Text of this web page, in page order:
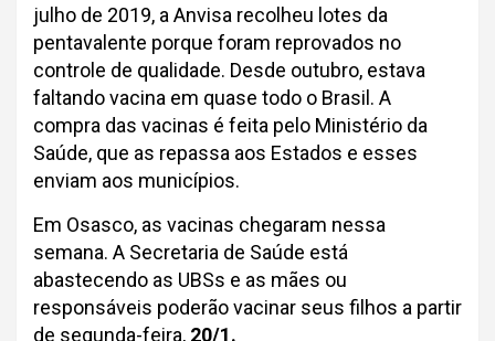
julho de 2019, a Anvisa recolheu lotes da
pentavalente porque foram reprovados no
controle de qualidade. Desde outubro, estava
faltando vacina em quase todo o Brasil. A
compra das vacinas é feita pelo Ministério da
Saúde, que as repassa aos Estados e esses
enviam aos municípios.
Em Osasco, as vacinas chegaram nessa
semana. A Secretaria de Saúde está
abastecendo as UBSs e as mães ou
responsáveis poderão vacinar seus filhos a partir
de segunda-feira, 20/1.